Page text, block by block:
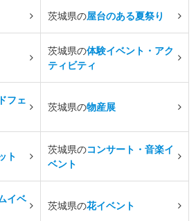
茨城県の屋台のある夏祭り
茨城県の体験イベント・アク
ティビティ
フェ
茨城県の物産展
ト
茨城県のコンサート・音楽イ
ベント
イベ
茨城県の花イベント